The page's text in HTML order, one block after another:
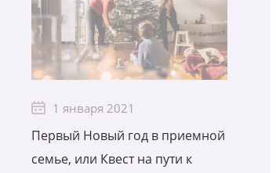
1 января 2021
Первый Новый год в приемной
семье, или Квест на пути к